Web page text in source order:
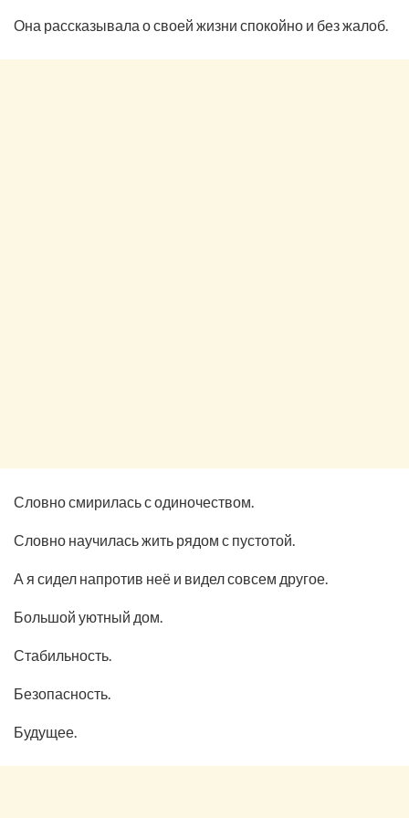
Она рассказывала о своей жизни спокойно и без жалоб.
Словно смирилась с одиночеством.
Словно научилась жить рядом с пустотой.
А я сидел напротив неё и видел совсем другое.
Большой уютный дом.
Стабильность.
Безопасность.
Будущее.